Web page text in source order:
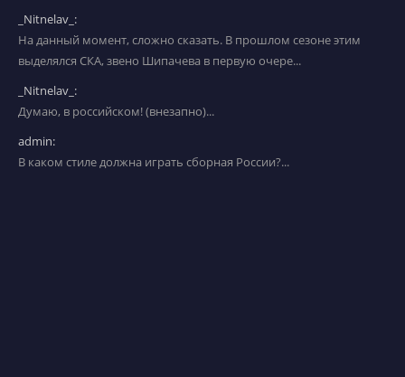
_Nitnelav_:
На данный момент, сложно сказать. В прошлом сезоне этим
выделялся СКА, звено Шипачева в первую очере...
_Nitnelav_:
Думаю, в российском! (внезапно)...
admin:
В каком стиле должна играть сборная России?...